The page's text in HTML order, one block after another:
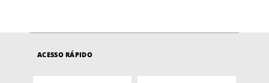
ACESSO RÁPIDO